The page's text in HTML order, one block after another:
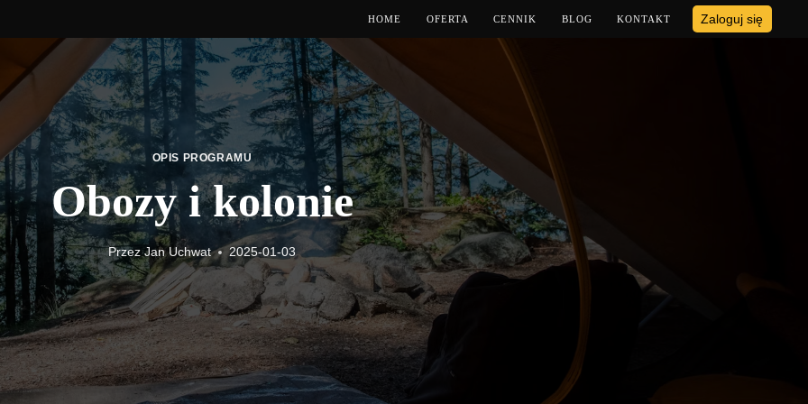
HOME OFERTA CENNIK BLOG KONTAKT Zaloguj się
OPIS PROGRAMU
Obozy i kolonie
Przez Jan Uchwat 2025-01-03